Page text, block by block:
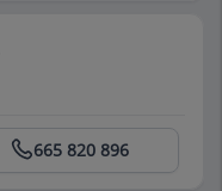
665 820 896